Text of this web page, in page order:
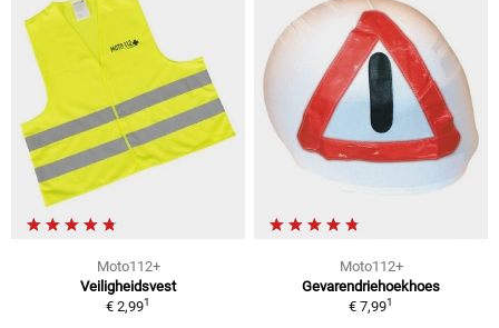
Moto112+
Veiligheidsvest
€ 2,991
Moto112+
Gevarendriehoekhoes
€ 7,991